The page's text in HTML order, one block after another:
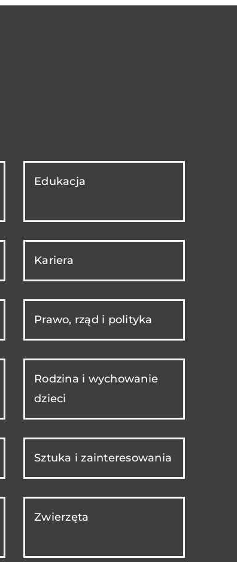
Edukacja
Kariera
Prawo, rząd i polityka
Rodzina i wychowanie
dzieci
Sztuka i zainteresowania
Zwierzęta